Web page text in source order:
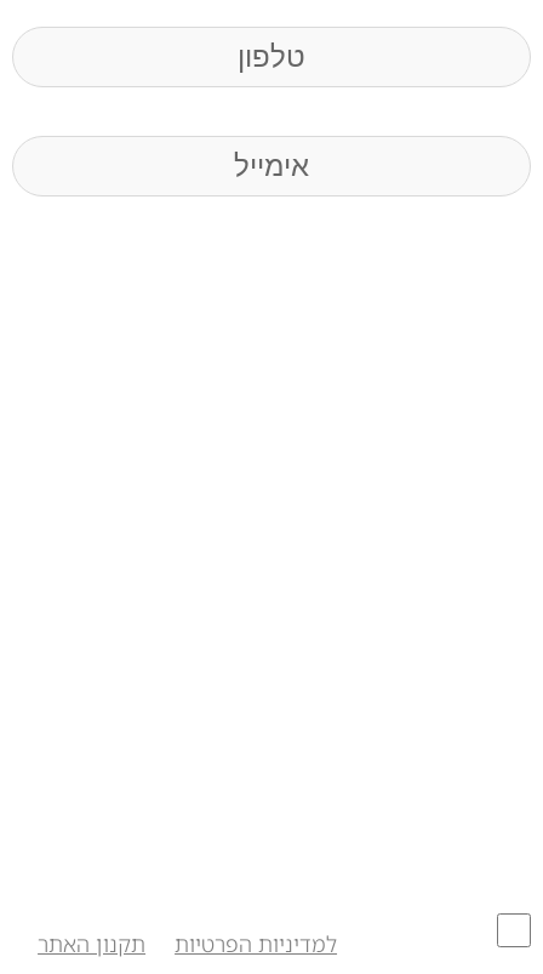
Phone
Email
למדיניות הפרטיותול תקנון האתר